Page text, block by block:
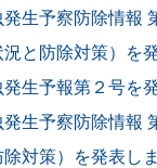
生予察防除情報
と防除対策）を
生予報第２号を
生予察防除情報
対策）を発表しま